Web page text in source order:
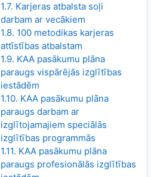
1.7. Karjeras atbalsta soļi
darbam ar vecākiem
1.8. 100 metodikas karjeras
attīstības atbalstam
1.9. KAA pasākumu plāna
paraugs vispārējās izglītības
iestādēm
1.10. KAA pasākumu plāna
paraugs darbam ar
izglītojamajiem speciālās
izglītības programmās
1.11. KAA pasākumu plāna
paraugs profesionālās izglītības